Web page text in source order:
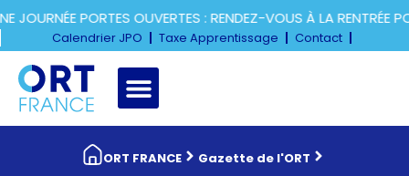
PORTES OUVERTES : RENDEZ-VOUS À LA RENTRÉE
Calendrier JPO Taxe Apprentissage Contact
ORT FRANCE
Gazette de l'ORT